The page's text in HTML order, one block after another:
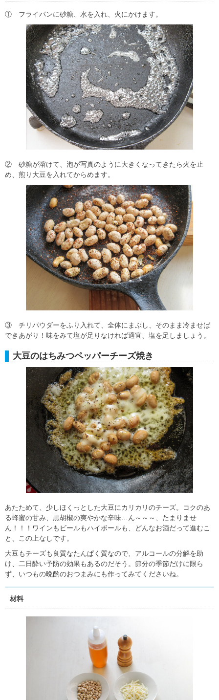
① フライパンに砂糖、水を入れ、火にかけます。
② 砂糖が溶けて、泡が写真のように大きくなってきたら火を止
め、煎り大豆を入れてからめます。
③ チリパウダーをふり入れて、全体にまぶし、そのまま冷ませば
できあがり！味をみて塩が足りなければ適宜、塩を足しましょう。
大豆のはちみつペッパーチーズ焼き
あたためて、少しほくっとした大豆にカリカリのチーズ。コクのあ
る蜂蜜の甘み、黒胡椒の爽やかな辛味…ん～～～、たまりませ
ん！！！ワインもビールもハイボールも、どんなお酒だって進むこ
と、この上なしです。
大豆もチーズも良質なたんぱく質なので、アルコールの分解を助
け、二日酔い予防の効果もあるのだそう。節分の季節だけに限ら
ず、いつもの晩酌のおつまみにも作ってみてくださいね。
材料